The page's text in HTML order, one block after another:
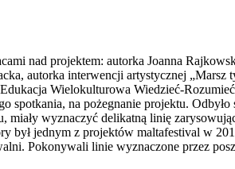
nad projektem: autorka Joanna
autorka interwencji artystycznej „Marsz
Wielokulturowa Wiedzieć-
spotkania, na pożegnanie projektu.
wyznaczyć delikatną linię
był jednym z projektów maltafestival w
Pokonywali linie wyznaczone przez